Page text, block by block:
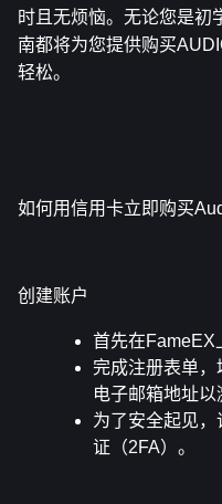
时且无烦恼。无论您是初
南都将为您提供购买
轻松。
如何用信用卡立即购买
创建账户
首先在FameEX
完成注册表单，
电子邮箱地址以
为了安全起见
证（2FA）。